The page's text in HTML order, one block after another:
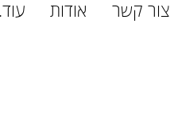
צור קשר אודות